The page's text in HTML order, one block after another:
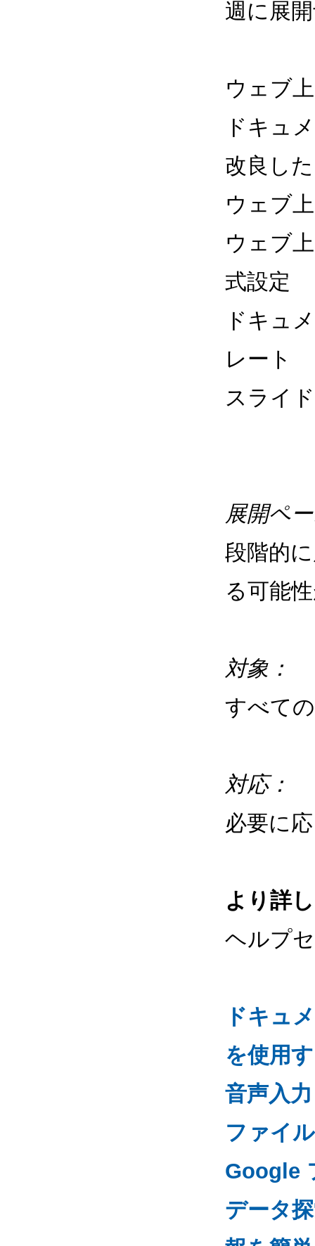
週に展
ウェブ
ドキュ
改良し
ウェブ
ウェブ
式設定
ドキュ
レート
スライ
展開ペ
段階的
る可能
対象：
すべて
対応：
必要に
より詳
ヘルプ
ドキュ
を使用
音声入力
ファイ
Google
データ